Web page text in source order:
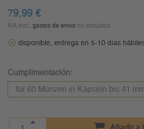
79,99 €
IVA incl., gastos de envío no incluidos
disponible, entrega en 5-10 días
Cumplimentación: